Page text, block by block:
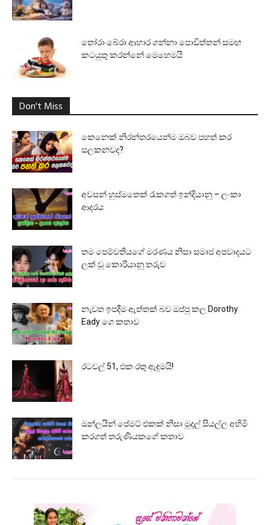
තෝරා බේරා ආහාර ගන්නා පොඩිත්තන් සමඟ
කටයුතු කරන්නේ මෙහෙමයි
Don't Miss
කෙනෙක් නිරන්තරයෙන්ම ඔබව පහත් කර
සලකනවද?
අවසන් හුස්මතෙක් රැකගත් ඉන්දියානු – ලංකා
ආදරය
තම පෙම්වතියගේ මරණය නිසා සමාජ අපවාදයට
ලක් වූ කොරියානු තරුව
නැවත ඉපදීම ඇත්තක් බව ඔප්පු කල Dorothy
Eady ගෙ කතාව
රටවල් 51, එක රතු ඇඳුමයි!
ඔන්ලයින් පේමට් එකක් නිසා මුදල් සියල්ල අහිමි
කරගත් තරුණියකගේ කතාව